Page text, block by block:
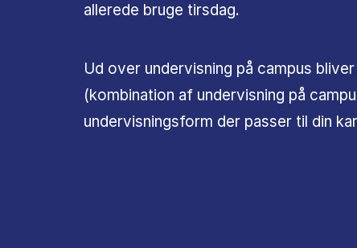
allerede bruge tirsdag.
Ud over undervisning på campus
(kombination af undervisning på
undervisningsform der passer til din